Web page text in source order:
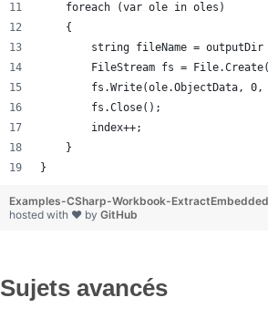
    foreach (var ole in oles)
    {
string fileName =
FileStream fs =
fs.Write(ole.ObjectData,
        fs.Close();
        index++;
    }
}
Examples-CSharp-Workbook-
hosted with ❤ by GitHub
Sujets avancés